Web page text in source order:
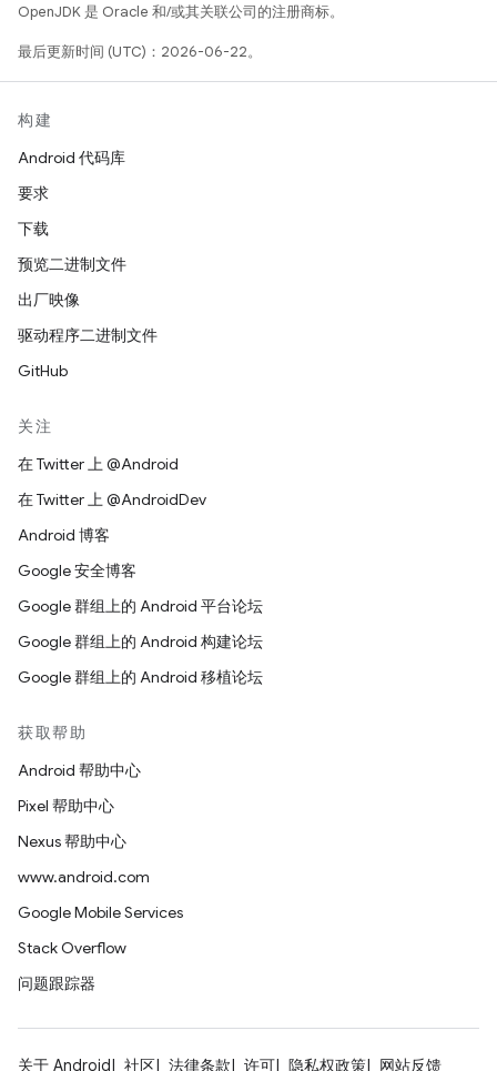
OpenJDK 是 Oracle 和/或其关联公司的注册商标。
最后更新时间 (UTC)：2026-06-22。
构建
Android 代码库
要求
下载
预览二进制文件
出厂映像
驱动程序二进制文件
GitHub
关注
在 Twitter 上 @Android
在 Twitter 上 @AndroidDev
Android 博客
Google 安全博客
Google 群组上的 Android 平台论坛
Google 群组上的 Android 构建论坛
Google 群组上的 Android 移植论坛
获取帮助
Android 帮助中心
Pixel 帮助中心
Nexus 帮助中心
www.android.com
Google Mobile Services
Stack Overflow
问题跟踪器
关于 Android 社区 法律条款 许可 隐私权政策 网站反馈